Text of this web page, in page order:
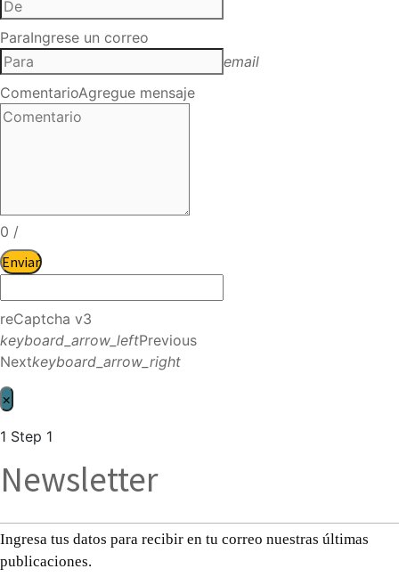
ParaIngrese un correo
email
ComentarioAgregue mensaje
0 /
Enviar
reCaptcha v3
keyboard_arrow_leftPrevious
Nextkeyboard_arrow_right
×
1 Step 1
Newsletter
Ingresa tus datos para recibir en tu correo nuestras últimas
publicaciones.